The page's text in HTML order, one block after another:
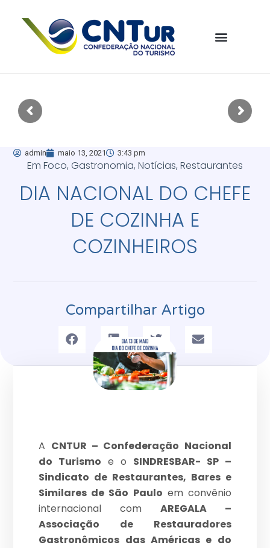
admin maio 13, 2021 3:43 pm
Em Foco, Gastronomia, Notícias, Restaurantes
DIA NACIONAL DO CHEFE
DE COZINHA E
COZINHEIROS
Compartilhar Artigo
A CNTUR – Confederação Nacional
do Turismo e o SINDRESBAR- SP –
Sindicato de Restaurantes, Bares e
Similares de São Paulo em convênio
internacional com AREGALA –
Associação de Restauradores
Gastronômicos das Américas e do